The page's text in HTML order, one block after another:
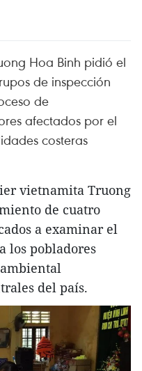
Hoa Binh pidió el
de inspección
de
afectados por el
costeras
vietnamita Truong
de cuatro
a examinar el
los pobladores
del país.